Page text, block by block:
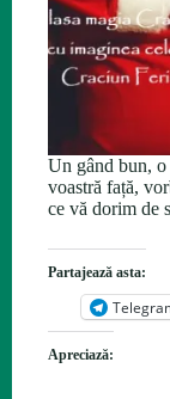
Un gând bun, o
voastră față,
ce vă dorim de
Partajează asta:
Apreciază: